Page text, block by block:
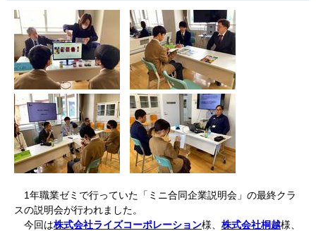
1年職業ゼミで行っていた「ミニ合同企業説明会」の最終クラ
スの説明会が行われました。
今回は株式会社ライズコーポレーション様、 株式会社桐越様、